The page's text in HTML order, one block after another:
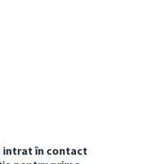
intrat în contact